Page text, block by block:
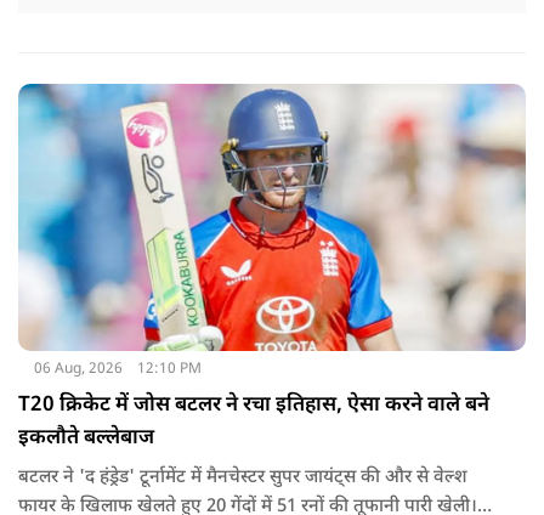
06 Aug, 2026 12:10 PM
T20 क्रिकेट में जोस बटलर ने रचा इतिहास, ऐसा करने वाले बने
इकलौते बल्लेबाज
बटलर ने 'द हंड्रेड' टूर्नामेंट में मैनचेस्टर सुपर जायंट्स की और से वेल्श
फायर के खिलाफ खेलते हुए 20 गेंदों में 51 रनों की तूफानी पारी खेली।